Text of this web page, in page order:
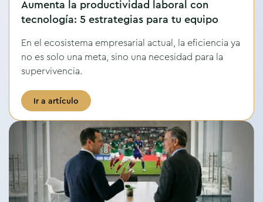
Aumenta la productividad laboral con
tecnología: 5 estrategias para tu equipo
En el ecosistema empresarial actual, la eficiencia ya
no es solo una meta, sino una necesidad para la
supervivencia.
Ir a artículo